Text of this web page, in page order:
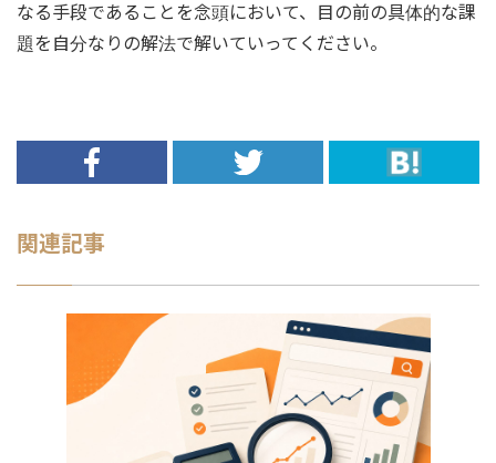
なる手段であることを念頭において、目の前の具体的な課
題を自分なりの解法で解いていってください。
関連記事